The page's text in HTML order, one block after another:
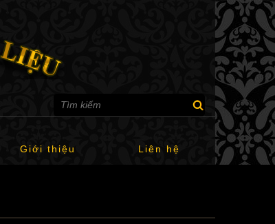
Giới thiệu Liên hệ